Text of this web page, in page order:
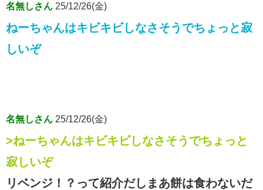
名無しさん 25/12/26(金)
ねーちゃんはキビキビしなさそうでちょっと寂
しいぞ
名無しさん 25/12/26(金)
>ねーちゃんはキビキビしなさそうでちょっと
寂しいぞ
リベンジ！？って紹介だしまあ餅は食わないだ